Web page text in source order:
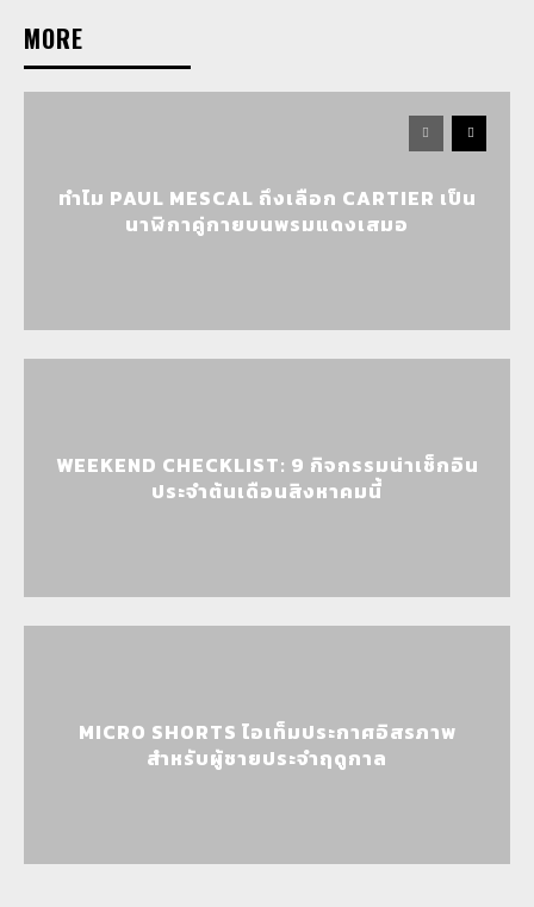
MORE
ทำไม PAUL MESCAL ถึงเลือก CARTIER เป็น
นาฬิกาคู่กายบนพรมแดงเสมอ
WEEKEND CHECKLIST: 9 กิจกรรมน่าเช็กอิน
ประจำต้นเดือนสิงหาคมนี้
MICRO SHORTS ไอเท็มประกาศอิสรภาพ
สำหรับผู้ชายประจำฤดูกาล